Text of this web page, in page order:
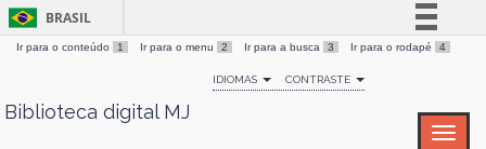
Skip
BRASIL
Simplifique!
Comunica BR
Ir para o conteúdo 1 Ir para o menu 2 Ir para a busca 3 Ir para o rodapé 4
IDIOMAS CONTRASTE
Biblioteca digital MJ